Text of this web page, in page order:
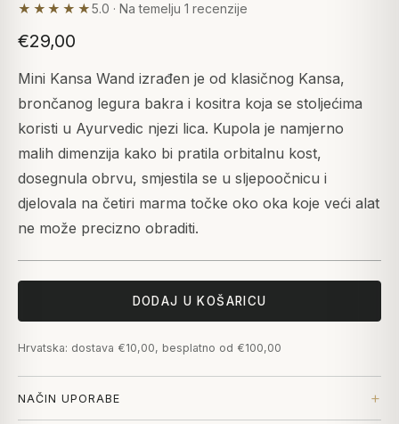
★★★★★5.0 · Na temelju 1 recenzije
€29,00
Mini Kansa Wand izrađen je od klasičnog Kansa,
brončanog legura bakra i kositra koja se stoljećima
koristi u Ayurvedic njezi lica. Kupola je namjerno
malih dimenzija kako bi pratila orbitalnu kost,
dosegnula obrvu, smjestila se u sljepoočnicu i
djelovala na četiri marma točke oko oka koje veći alat
ne može precizno obraditi.
DODAJ U KOŠARICU
Hrvatska: dostava €10,00, besplatno od €100,00
NAČIN UPORABE